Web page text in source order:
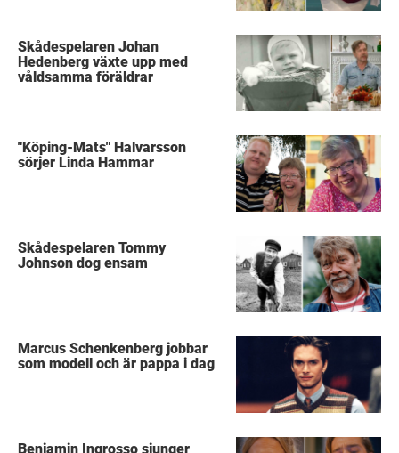
Skådespelaren Johan
Hedenberg växte upp med
våldsamma föräldrar
"Köping-Mats" Halvarsson
sörjer Linda Hammar
Skådespelaren Tommy
Johnson dog ensam
Marcus Schenkenberg jobbar
som modell och är pappa i dag
Benjamin Ingrosso sjunger